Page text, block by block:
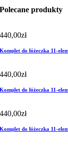
Polecane produkty
440,00zł
Komplet do łóżeczka 11-
440,00zł
Komplet do łóżeczka 11-
440,00zł
Komplet do łóżeczka 11-